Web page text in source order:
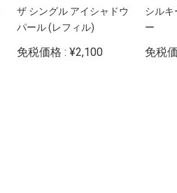
ザ シングル アイシャドウ
パール (レフィル)
免税価格 : ¥2,100
シルキ
ー
免税